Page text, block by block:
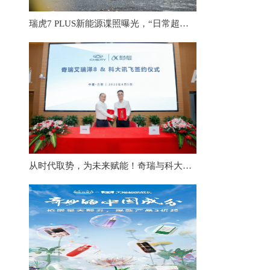
瑞虎7 PLUS新能源谍照曝光，“日常超车、堪比超跑”引发动力性能大猜想
从时代取势，为未来赋能！奇瑞与科大讯飞全面深化战略合作